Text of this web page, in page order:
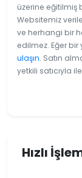
üzerine eğitilmiş
Websitemiz
ve herhangi bir
edilmez. Eğer bir
ulaşın. Satın
yetkili satıcıyla
Hızlı